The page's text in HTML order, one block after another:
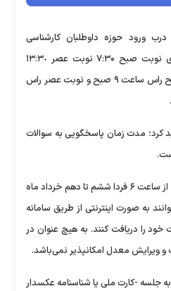
ورود حوزه داوطلبان کارشناسی
ارشد رشته‌های گروه پزشکی برای نوبت صبح ۷:۳۰ نوبت عصر ١٣:٣٠
می‌باشد. شروع آزمون نوبت صبح راس ساعت ٩ صبح و نوبت عصر راس
مدت زمان پاسخگویی به سوالات
زمان دریافت کارت ورود به جلسه از ساعت ۶ فردا ششم تا دهم خرداد ماه
به صورت اینترنتی از طریق سامانه
را دریافت کنند. به هیچ عنوان در
و ویرایش معدل امکانپذیر نمی‌باشد.
به جلسه -کارت ملی یا شناسنامه عکسدار